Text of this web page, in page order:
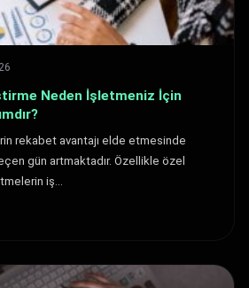
Neden İşletmeniz İçin
rekabet avantajı elde etmesinde
gün artmaktadır. Özellikle özel
iş…